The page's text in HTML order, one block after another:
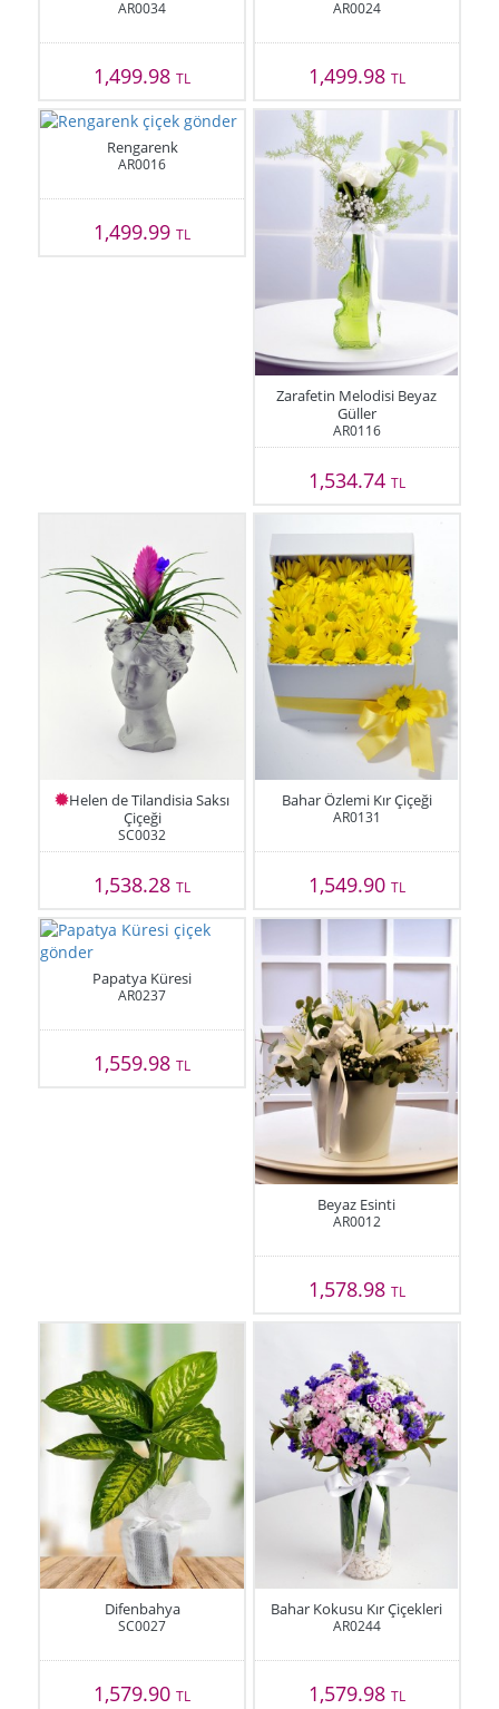
AR0034
1,499.98TL
AR0024
1,499.98 TL
Rengarenk
AR0016
1,499.99TL
Zarafetin Melodisi Beyaz
Güller
AR0116
1,534.74 TL
Helen de Tilandisia Saksı
Çiçeği
SC0032
1,538.28TL
Bahar Özlemi Kır Çiçeği
AR0131
1,549.90 TL
Papatya Küresi
AR0237
1,559.98TL
Beyaz Esinti
AR0012
1,578.98 TL
Difenbahya
SC0027
1,579.90TL
Bahar Kokusu Kır Çiçekleri
AR0244
1,579.98 TL